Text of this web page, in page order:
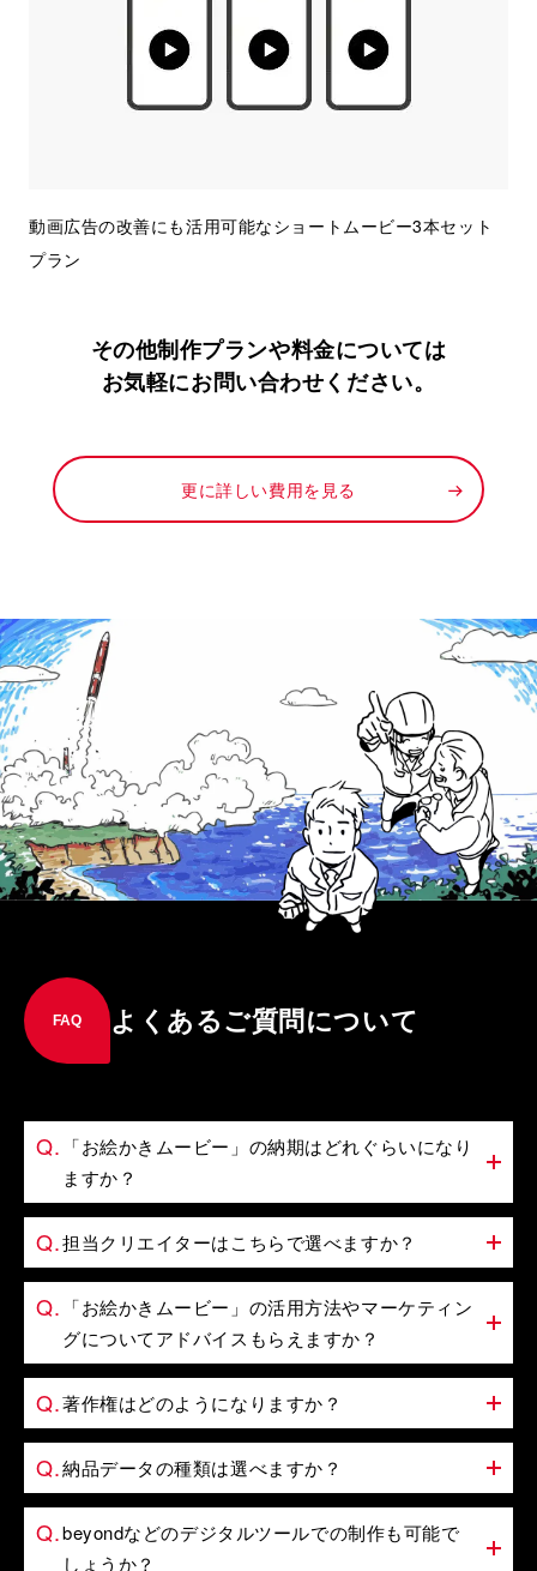
動画広告の改善にも活用可能なショートムービー3本セット
プラン
その他制作プランや料金については
お気軽にお問い合わせください。
更に詳しい費用を見る
FAQ よくあるご質問について
「お絵かきムービー」の納期はどれぐらいになり
ますか？
担当クリエイターはこちらで選べますか？
「お絵かきムービー」の活用方法やマーケティン
グについてアドバイスもらえますか？
著作権はどのようになりますか？
納品データの種類は選べますか？
beyondなどのデジタルツールでの制作も可能で
しょうか？